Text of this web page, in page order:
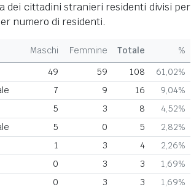
dei cittadini stranieri residenti divisi per
numero di residenti.
Maschi Femmine Totale
%
49 59 108
61,02%
7 9 16
9,04%
5 3 8
4,52%
5 0 5
2,82%
1 3 4
2,26%
0 3 3
1,69%
0 3 3
1,69%